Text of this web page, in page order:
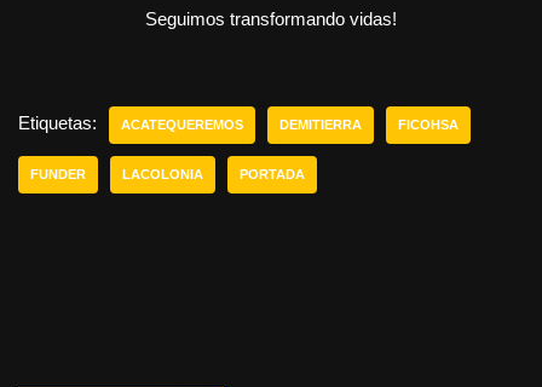
Seguimos transformando vidas!
Etiquetas: ACATEQUEREMOS DEMITIERRA FICOHSA
FUNDER LACOLONIA PORTADA